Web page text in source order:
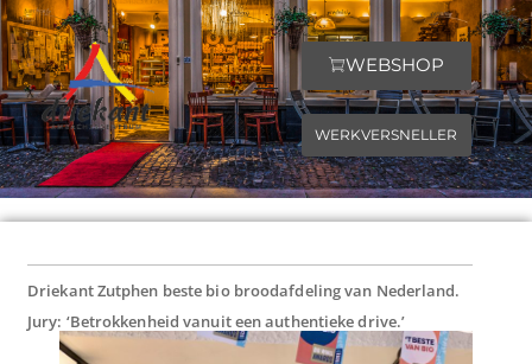
driekant.nl
Driekant Zutphen, biologische bakkerij, lunchroom en broodcafe
WEBSHOP
WERKVERSNELLER
Driekant Zutphen beste bio broodafdeling van Nederland.
Jury: ‘Betrokkenheid vanuit een authentieke drive.’